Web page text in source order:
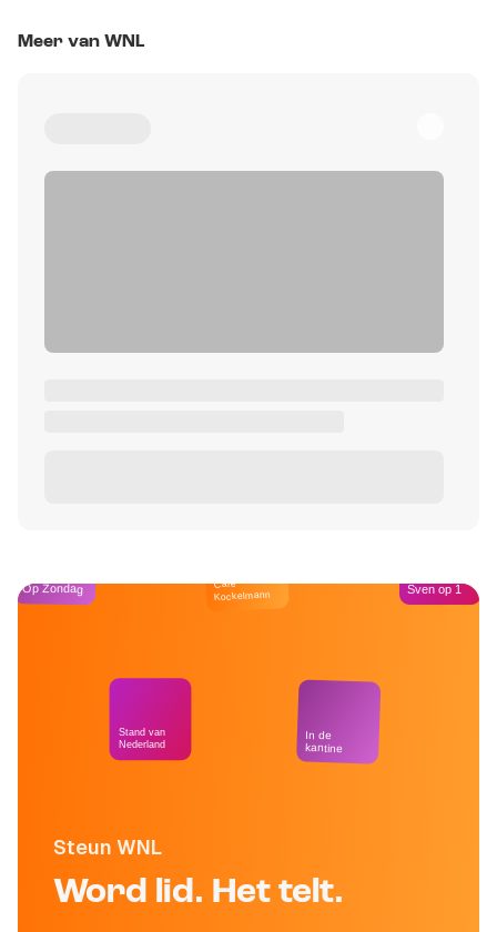
Meer van WNL
Steun WNL
Word lid. Het telt.
Op Zondag
Stand van
Nederland
Café
Kockelmann
In de
kantine
Sven op 1